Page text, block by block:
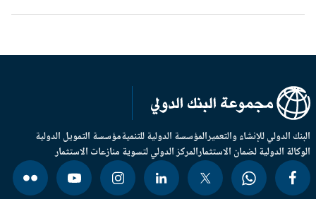
الدولي للإنشاء والتعميرالمؤسسة الدولية للتنميةمؤسسة التمويل الدولية
الدولية لضمان الاستثمارالمركز الدولي لتسوية منازعات الاستثمار